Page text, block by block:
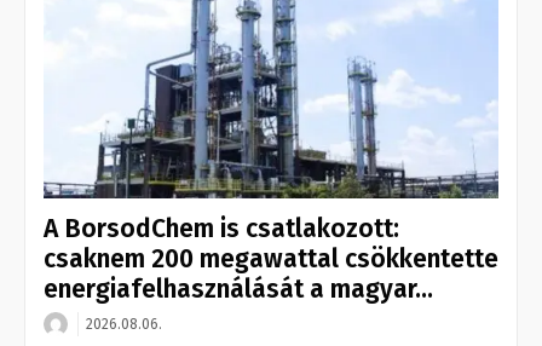
A BorsodChem is csatlakozott:
csaknem 200 megawattal csökkentette
energiafelhasználását a magyar...
2026.08.06.